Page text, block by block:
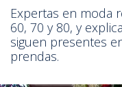
Expertas en moda
60, 70 y 80, y
siguen presentes
prendas.